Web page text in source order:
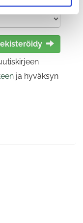
ja hyväksyn